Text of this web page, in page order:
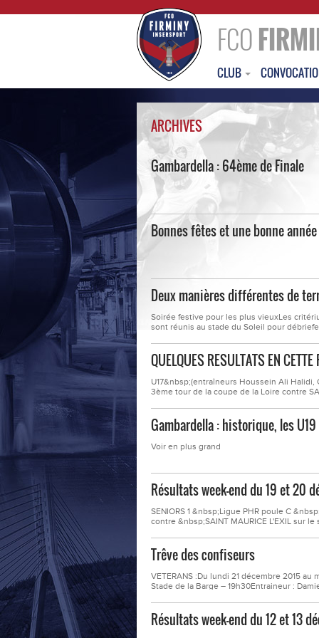
FCO
CLUB
ARCHIVES
Gambardella : 64ème de Finale
Bonnes fêtes et une bonne
Deux manières différentes de
Soirée festive pour les plus vieuxLes
sont réunis au stade du Soleil pour
QUELQUES RESULTATS EN
U17&nbsp;(entraîneurs Houssein Ali
3ème tour de la coupe de la Loire contre
adverse.U13&nbsp;(entraîneur Cyril...
Gambardella : historique, les
Voir en plus grand
Résultats week-end du 19 et 20
SENIORS 1 &nbsp;Ligue PHR poule C
contre &nbsp;SAINT MAURICE L'EXIL sur
SAINT GALMIER sur le score de 1-0U19...
Trêve des confiseurs
VETERANS :Du lundi 21 décembre 2015
Stade de la Barge – 19h30Entraineur :
: 04 77 61 85 57Ahmed SAADI...
Résultats week-end du 12 et 13